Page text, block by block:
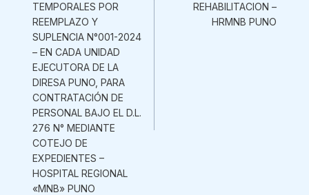
entradas
TEMPORALES POR
REEMPLAZO Y
SUPLENCIA N°001-2024
– EN CADA UNIDAD
EJECUTORA DE LA
DIRESA PUNO, PARA
CONTRATACIÓN DE
PERSONAL BAJO EL D.L.
276 N° MEDIANTE
COTEJO DE
EXPEDIENTES –
HOSPITAL REGIONAL
«MNB» PUNO
REHABILITACION –
HRMNB PUNO